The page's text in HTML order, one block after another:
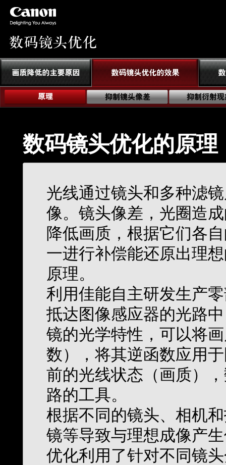
数码镜头优化的原理
光线通过镜头和多种滤
像。镜头像差，光圈造
降低画质，根据它们各
一进行补偿能还原出理
原理。
利用佳能自主研发生产
抵达图像感应器的光路
镜的光学特性，可以将
数），将其逆函数应用
前的光线状态（画质）
路的工具。
根据不同的镜头、相机
镜等导致与理想成像产
优化利用了针对不同镜